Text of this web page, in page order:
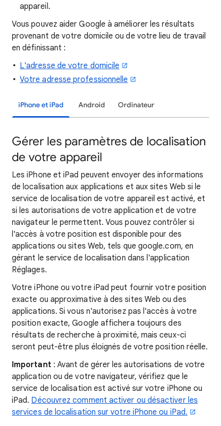
appareil.
Vous pouvez aider Google à améliorer les résultats
provenant de votre domicile ou de votre lieu de travail
en définissant :
L'adresse de votre domicile
Votre adresse professionnelle
iPhone et iPad Android Ordinateur
Gérer les paramètres de localisation
de votre appareil
Les iPhone et iPad peuvent envoyer des informations
de localisation aux applications et aux sites Web si le
service de localisation de votre appareil est activé, et
si les autorisations de votre application et de votre
navigateur le permettent. Vous pouvez contrôler si
l'accès à votre position est disponible pour des
applications ou sites Web, tels que google.com, en
gérant le service de localisation dans l'application
Réglages.
Votre iPhone ou votre iPad peut fournir votre position
exacte ou approximative à des sites Web ou des
applications. Si vous n'autorisez pas l'accès à votre
position exacte, Google affichera toujours des
résultats de recherche à proximité, mais ceux-ci
seront peut-être plus éloignés de votre position réelle.
Important : Avant de gérer les autorisations de votre
application ou de votre navigateur, vérifiez que le
service de localisation est activé sur votre iPhone ou
iPad. Découvrez comment activer ou désactiver les
services de localisation sur votre iPhone ou iPad.